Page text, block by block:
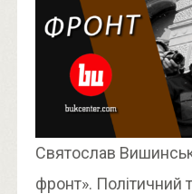
Святослав
фронт». Політичний